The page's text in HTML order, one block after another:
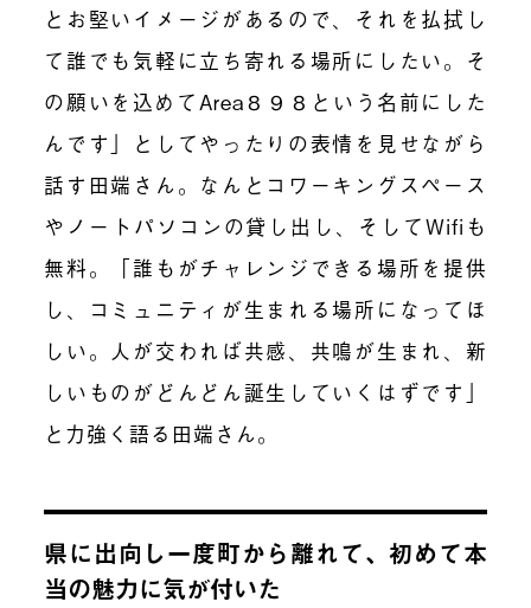
とお堅いイメージがあるので、それを払拭し
て誰でも気軽に立ち寄れる場所にしたい。そ
の願いを込めてArea８９８という名前にした
んです」としてやったりの表情を見せながら
話す田端さん。なんとコワーキングスペース
やノートパソコンの貸し出し、そしてWifiも
無料。「誰もがチャレンジできる場所を提供
し、コミュニティが生まれる場所になってほ
しい。人が交われば共感、共鳴が生まれ、新
しいものがどんどん誕生していくはずです」
と力強く語る田端さん。
県に出向し一度町から離れて、初めて本
当の魅力に気が付いた